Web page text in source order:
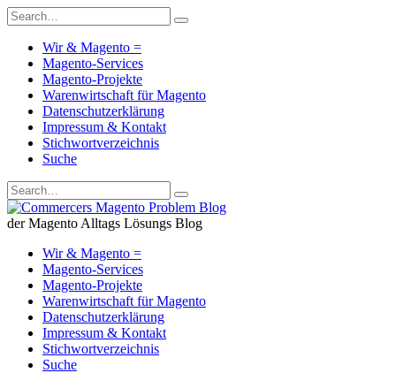
Wir & Magento =
Magento-Services
Magento-Projekte
Warenwirtschaft für Magento
Datenschutzerklärung
Impressum & Kontakt
Stichwortverzeichnis
Suche
der Magento Alltags Lösungs Blog
Wir & Magento =
Magento-Services
Magento-Projekte
Warenwirtschaft für Magento
Datenschutzerklärung
Impressum & Kontakt
Stichwortverzeichnis
Suche